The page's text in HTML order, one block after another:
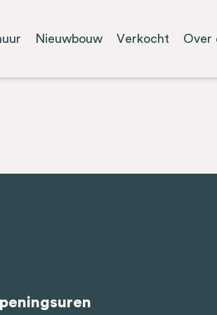
Nieuwbouw Verkocht Over